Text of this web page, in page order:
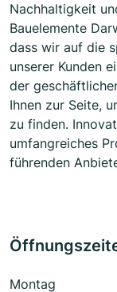
Nachhaltigkeit
Bauelemente
dass wir auf die
unserer Kunden
der
Ihnen zur Seite,
zu finden.
umfangreiches
führenden
Montag